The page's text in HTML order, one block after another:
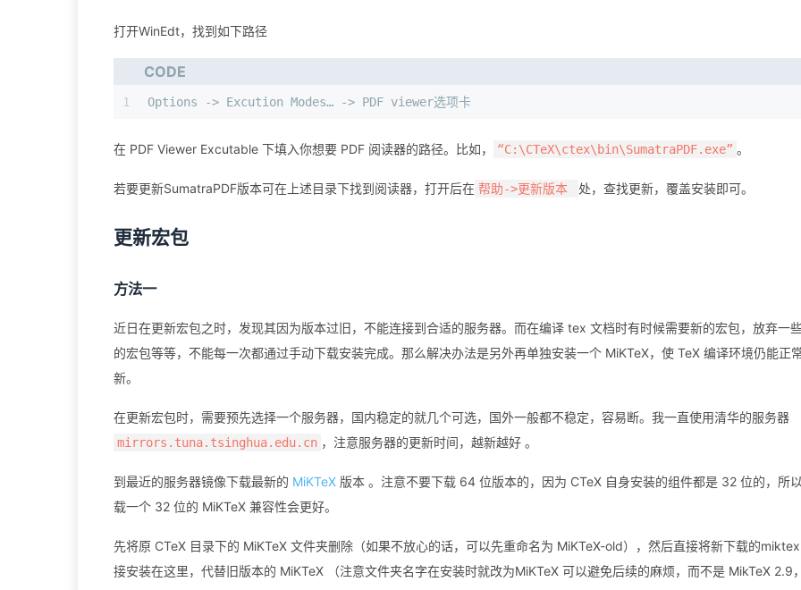
打开WinEdt，找到如下路径
CODE
1 Options -> Excution Modes… -> PDF viewer选项卡
在 PDF Viewer Excutable 下填入你想要 PDF 阅读器的路径。比如， “C:\CTeX\ctex\bin\SumatraPDF.exe” 。
若要更新SumatraPDF版本可在上述目录下找到阅读器，打开后在 帮助->更新版本 处，查找更新，覆盖安装即可。
更新宏包
方法一
近日在更新宏包之时，发现其因为版本过旧，不能连接到合适的服务器。而在编译 tex 文档时有时候需要新的宏包，放弃一
的宏包等等，不能每一次都通过手动下载安装完成。那么解决办法是另外再单独安装一个 MiKTeX，使 TeX 编译环境仍能正
新。
在更新宏包时，需要预先选择一个服务器，国内稳定的就几个可选，国外一般都不稳定，容易断。我一直使用清华的服务器
mirrors.tuna.tsinghua.edu.cn ，注意服务器的更新时间，越新越好 。
到最近的服务器镜像下载最新的 MiKTeX 版本 。注意不要下载 64 位版本的，因为 CTeX 自身安装的组件都是 32 位的，所
载一个 32 位的 MiKTeX 兼容性会更好。
先将原 CTeX 目录下的 MiKTeX 文件夹删除（如果不放心的话，可以先重命名为 MiKTeX-old），然后直接将新下载的
接安装在这里，代替旧版本的 MiKTeX （注意文件夹名字在安装时就改为MiKTeX 可以避免后续的麻烦，而不是 MikTeX 2.9